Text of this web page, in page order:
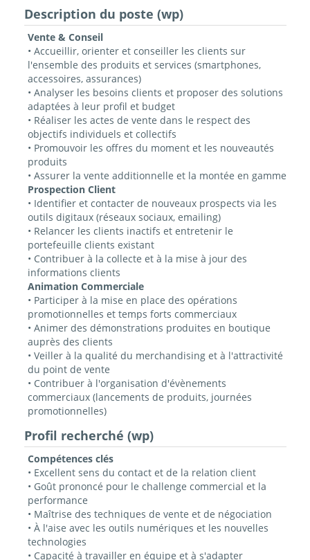
Description du poste (wp)
Vente & Conseil
• Accueillir, orienter et conseiller les clients sur
l'ensemble des produits et services (smartphones,
accessoires, assurances)
• Analyser les besoins clients et proposer des solutions
adaptées à leur profil et budget
• Réaliser les actes de vente dans le respect des
objectifs individuels et collectifs
• Promouvoir les offres du moment et les nouveautés
produits
• Assurer la vente additionnelle et la montée en gamme
Prospection Client
• Identifier et contacter de nouveaux prospects via les
outils digitaux (réseaux sociaux, emailing)
• Relancer les clients inactifs et entretenir le
portefeuille clients existant
• Contribuer à la collecte et à la mise à jour des
informations clients
Animation Commerciale
• Participer à la mise en place des opérations
promotionnelles et temps forts commerciaux
• Animer des démonstrations produites en boutique
auprès des clients
• Veiller à la qualité du merchandising et à l'attractivité
du point de vente
• Contribuer à l'organisation d'évènements
commerciaux (lancements de produits, journées
promotionnelles)
Profil recherché (wp)
Compétences clés
• Excellent sens du contact et de la relation client
• Goût prononcé pour le challenge commercial et la
performance
• Maîtrise des techniques de vente et de négociation
• À l'aise avec les outils numériques et les nouvelles
technologies
• Capacité à travailler en équipe et à s'adapter